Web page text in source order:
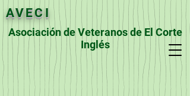
AVECI
Asociación de Veteranos de El Corte
Inglés